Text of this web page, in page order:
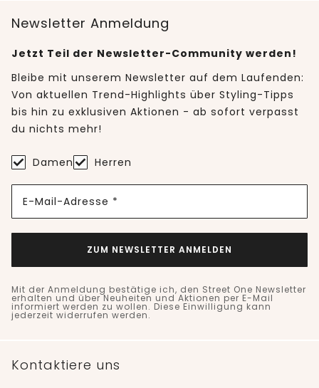
Newsletter Anmeldung
Jetzt Teil der Newsletter-Community werden!
Bleibe mit unserem Newsletter auf dem Laufenden:
Von aktuellen Trend-Highlights über Styling-Tipps
bis hin zu exklusiven Aktionen - ab sofort verpasst
du nichts mehr!
Damen Herren
E-Mail-Adresse *
ZUM NEWSLETTER ANMELDEN
Mit der Anmeldung bestätige ich, den Street One Newsletter
erhalten und über Neuheiten und Aktionen per E-Mail
informiert werden zu wollen. Diese Einwilligung kann
jederzeit widerrufen werden.
Kontaktiere uns